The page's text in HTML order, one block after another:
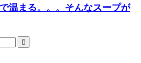
温まる。。。そんなスープが